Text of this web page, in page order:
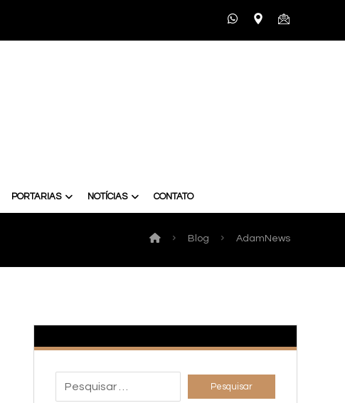
PORTARIAS NOTÍCIAS CONTATO
Blog AdamNews